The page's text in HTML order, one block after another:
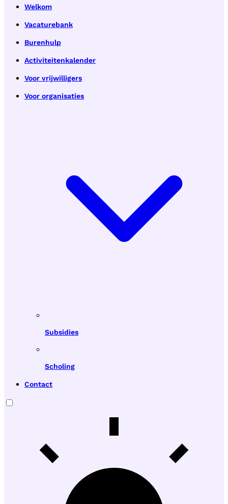
Welkom
Vacaturebank
Burenhulp
Activiteitenkalender
Voor vrijwilligers
Voor organisaties
Subsidies
Scholing
Contact